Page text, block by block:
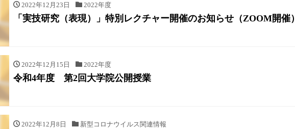
2022年12月23日 2022年度
「実技研究（表現）」特別レクチャー開催のお知らせ（ZOOM開催）
2022年12月15日 2022年度
令和4年度 第2回大学院公開授業
2022年12月8日 新型コロナウイルス関連情報